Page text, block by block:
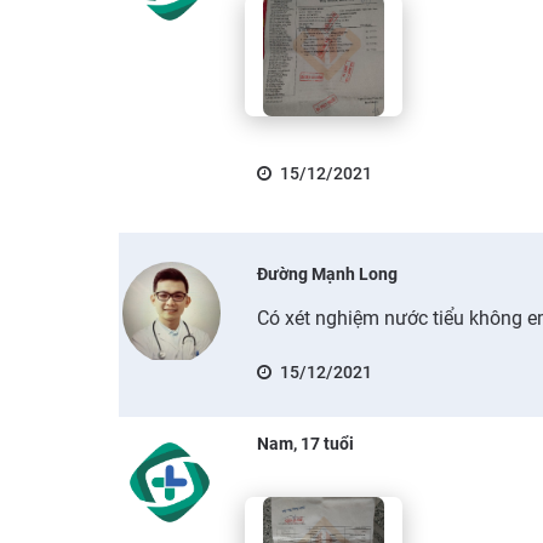
15/12/2021
Đường Mạnh Long
Có xét nghiệm nước tiểu không
15/12/2021
Nam, 17 tuổi